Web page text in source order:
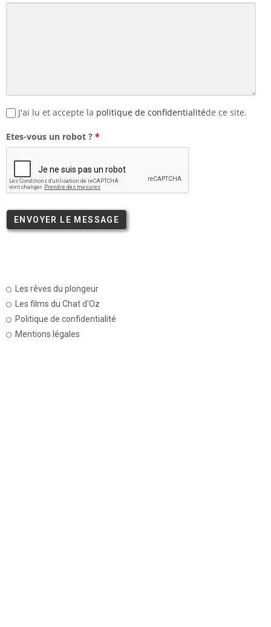
J'ai lu et accepte la politique de confidentialitéde ce site.
Etes-vous un robot ? *
Les rêves du plongeur
Les films du Chat d'Oz
Politique de confidentialité
Mentions légales